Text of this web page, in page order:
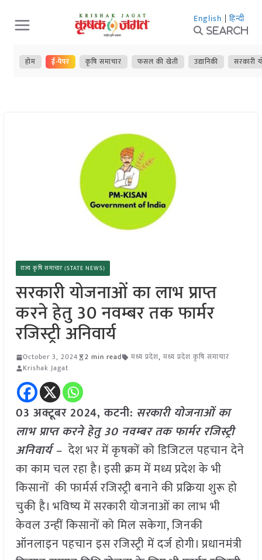
Skip
to
content
English | हिन्दी
Search
होम ई-पेपर कृषि समाचार फसल की खेती उद्यानिकी सरकारी
राज्य कृषि समाचार (STATE NEWS)
सरकारी योजनाओं का लाभ प्राप्त
करने हेतु 30 नवम्बर तक फार्मर
रजिस्ट्री अनिवार्य
October 3, 2024 2 min read मध्य प्रदेश, मध्य प्रदेश कृषि समाचार
Krishak Jagat
03 अक्टूबर 2024, कटनी: सरकारी योजनाओं का
लाभ प्राप्त करने हेतु 30 नवम्बर तक फार्मर रजिस्ट्री
अनिवार्य – देश भर में कृषकों को डिजिटल पहचान देने
का काम चल रहा है। इसी क्रम में मध्य प्रदेश के भी
किसानों की फार्मर्स रजिस्ट्री बनाने की प्रक्रिया शुरू हो
चुकी है। भविष्य में सरकारी योजनाओं का लाभ भी
केवल उन्हीं किसानों को मिल सकेगा, जिनकी
ऑनलाइन पहचान इस रजिस्ट्री में दर्ज होगी। प्रधानमंत्री